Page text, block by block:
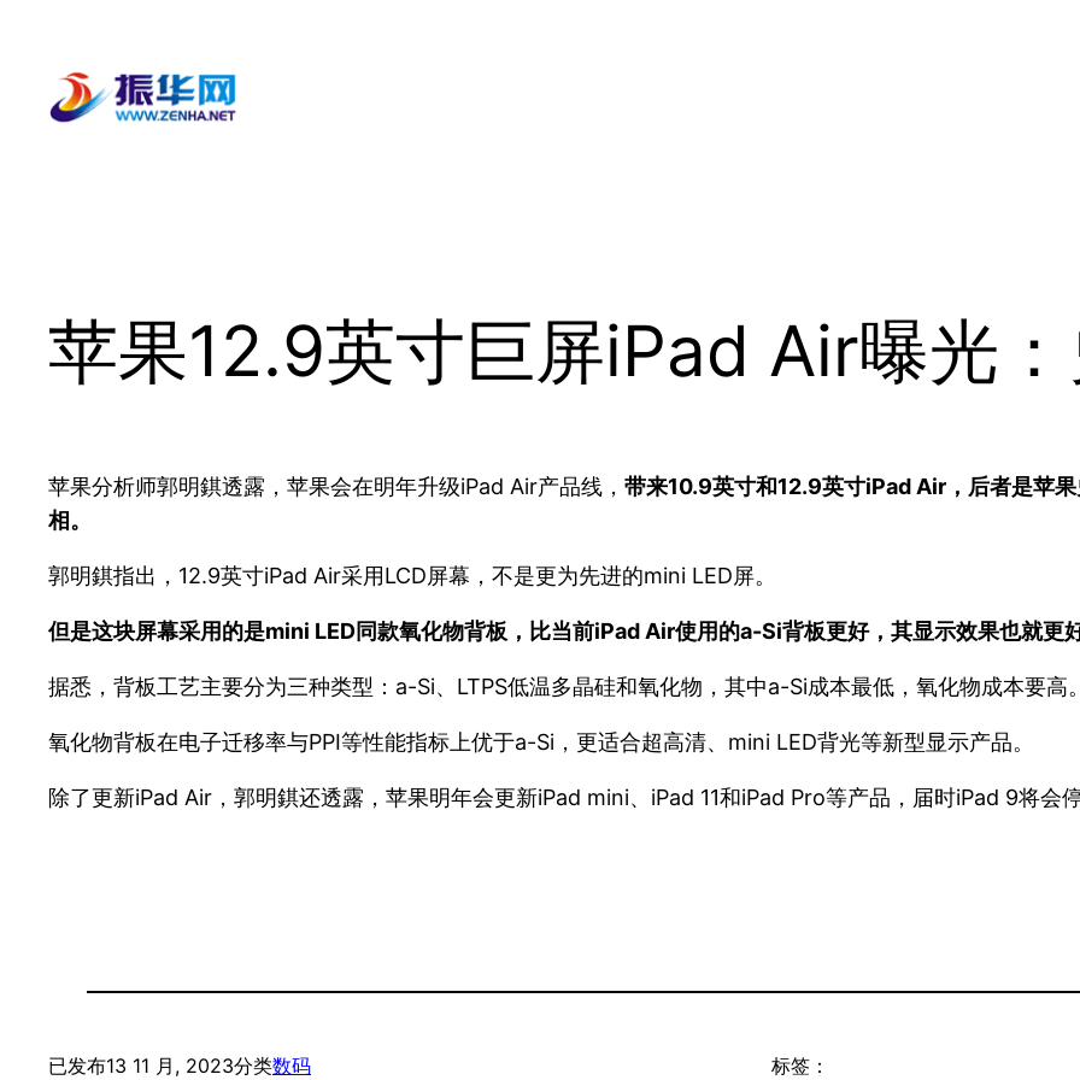
苹果12.9英寸巨屏iPad Air曝光
苹果分析师郭明錤透露，苹果会在明年升级iPad Air产品线， 带来10.9英寸和12.9英寸iPad Air，后者是苹
相。
郭明錤指出，12.9英寸iPad Air采用LCD屏幕，不是更为先进的mini LED屏。
但是这块屏幕采用的是mini LED同款氧化物背板，比当前iPad Air使用的a-Si背板更好，其显示效果也就更好
据悉，背板工艺主要分为三种类型：a-Si、LTPS低温多晶硅和氧化物，其中a-Si成本最低，氧化物成本要高。
氧化物背板在电子迁移率与PPI等性能指标上优于a-Si，更适合超高清、mini LED背光等新型显示产品。
除了更新iPad Air，郭明錤还透露，苹果明年会更新iPad mini、iPad 11和iPad Pro等产品，届时iPad 9将会停
已发布13 11 月, 2023分类数码 标签：